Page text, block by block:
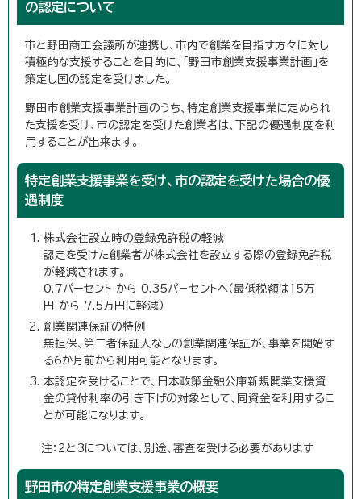
の認定について
市と野田商工会議所が連携し、市内で創業を目指す方々に対し
積極的な支援することを目的に、「野田市創業支援事業計画」を
策定し国の認定を受けました。
野田市創業支援事業計画のうち、特定創業支援事業に定められ
た支援を受け、市の認定を受けた創業者は、下記の優遇制度を利
用することが出来ます。
特定創業支援事業を受け、市の認定を受けた場合の優
遇制度
株式会社設立時の登録免許税の軽減
認定を受けた創業者が株式会社を設立する際の登録免許税
が軽減されます。
0.7パーセント から 0.35パ－セントへ（最低税額は15万
円 から 7.5万円に軽減）
創業関連保証の特例
無担保、第三者保証人なしの創業関連保証が、事業を開始す
る6か月前から利用可能となります。
本認定を受けることで、日本政策金融公庫新規開業支援資
金の貸付利率の引き下げの対象として、同資金を利用するこ
とが可能になります。
注：2と3については、別途、審査を受ける必要があります
野田市の特定創業支援事業の概要